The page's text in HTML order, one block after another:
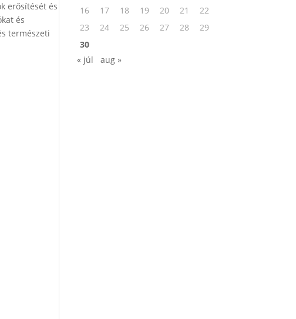
erősítését és
és
természeti
16
17 18 19 20 21
22
23
24 25 26 27 28
29
30
« júl
aug »